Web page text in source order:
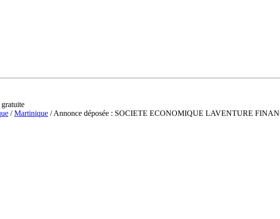
/Martinique / Annonce déposée : SOCIETE ECONOMIQUE LAVENTURE